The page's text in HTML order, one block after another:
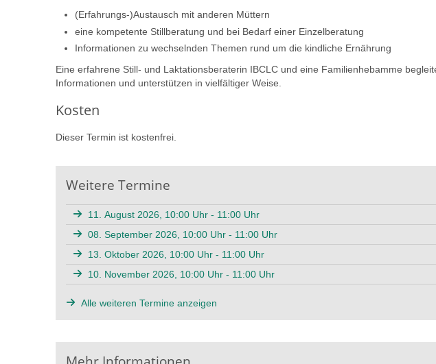
(Erfahrungs-)Austausch mit anderen Müttern
eine kompetente Stillberatung und bei Bedarf einer Einzelberatung
Informationen zu wechselnden Themen rund um die kindliche Ernährung
Eine erfahrene Still- und Laktationsberaterin IBCLC und eine Familienhebamme
Informationen und unterstützen in vielfältiger Weise.
Kosten
Dieser Termin ist kostenfrei.
Weitere Termine
11. August 2026, 10:00 Uhr - 11:00 Uhr
08. September 2026, 10:00 Uhr - 11:00 Uhr
13. Oktober 2026, 10:00 Uhr - 11:00 Uhr
10. November 2026, 10:00 Uhr - 11:00 Uhr
Alle weiteren Termine anzeigen